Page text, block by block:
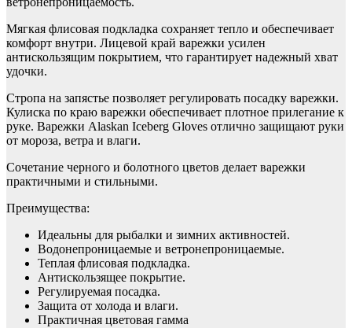
Мягкая флисовая подкладка сохраняет тепло и обеспечивает
комфорт внутри. Лицевой край варежки усилен
антискользящим покрытием, что гарантирует надежный хват
удочки.
Стропа на запястье позволяет регулировать посадку варежки.
Кулиска по краю варежки обеспечивает плотное прилегание к
руке. Варежки Alaskan Iceberg Gloves отлично защищают руки
от мороза, ветра и влаги.
Сочетание черного и болотного цветов делает варежки
практичными и стильными.
Преимущества:
Идеальны для рыбалки и зимних активностей.
Водонепроницаемые и ветронепроницаемые.
Теплая флисовая подкладка.
Антискользящее покрытие.
Регулируемая посадка.
Защита от холода и влаги.
Практичная цветовая гамма